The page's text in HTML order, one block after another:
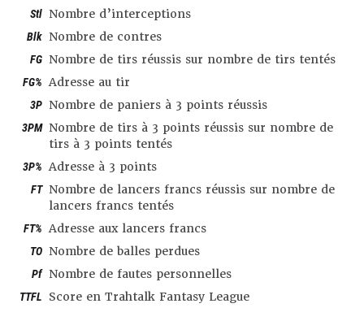
Stl Nombre d’interceptions
Blk Nombre de contres
FG Nombre de tirs réussis sur nombre de tirs tentés
FG% Adresse au tir
3P Nombre de paniers à 3 points réussis
3PM Nombre de tirs à 3 points réussis sur nombre de
tirs à 3 points tentés
3P% Adresse à 3 points
FT Nombre de lancers francs réussis sur nombre de
lancers francs tentés
FT% Adresse aux lancers francs
TO Nombre de balles perdues
Pf Nombre de fautes personnelles
TTFL Score en Trahtalk Fantasy League